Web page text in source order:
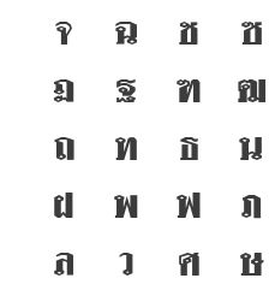
แบบใหม่ โดย Panutat
๒๕
จ
ฉ ช ซ
ฏ
ฐ ฑ ฒ
ถ
ท ธ น
ฝ
พ ฟ ภ
ล
ว ศ ษ